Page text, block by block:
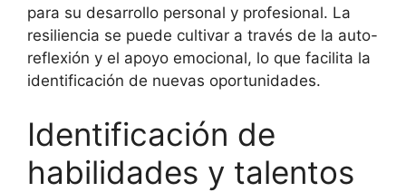
para su desarrollo personal y profesional. La
resiliencia se puede cultivar a través de la auto-
reflexión y el apoyo emocional, lo que facilita la
identificación de nuevas oportunidades.
Identificación de
habilidades y talentos